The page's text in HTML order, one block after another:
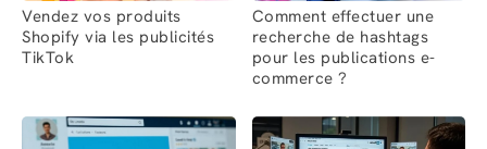
Vendez vos produits
Shopify via les publicités
TikTok
Comment effectuer une
recherche de hashtags
pour les publications e-
commerce ?